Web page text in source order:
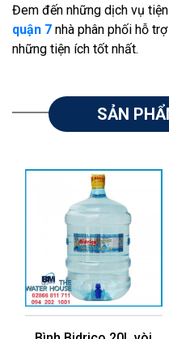
Đem đến những dịch vụ
quận 7 nhà phân phối hỗ
những tiện ích tốt nhất.
SẢN